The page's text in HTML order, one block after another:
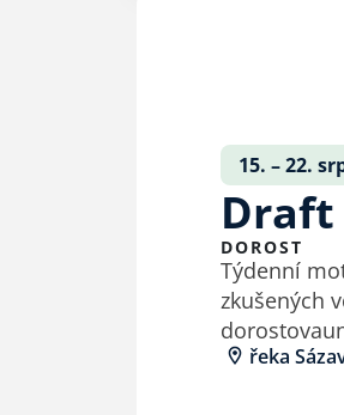
15. – 22.
Draft
DOROST
Týdenní
zkušených vodáků. Obsah kurzu: spolujízda v lodi zážitkové
řeka